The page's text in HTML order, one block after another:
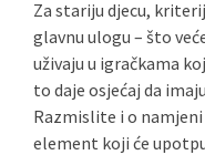
Za stariju djecu,
glavnu ulogu – što
uživaju u igračkama
to daje osjećaj da
Razmislite i o
element koji će